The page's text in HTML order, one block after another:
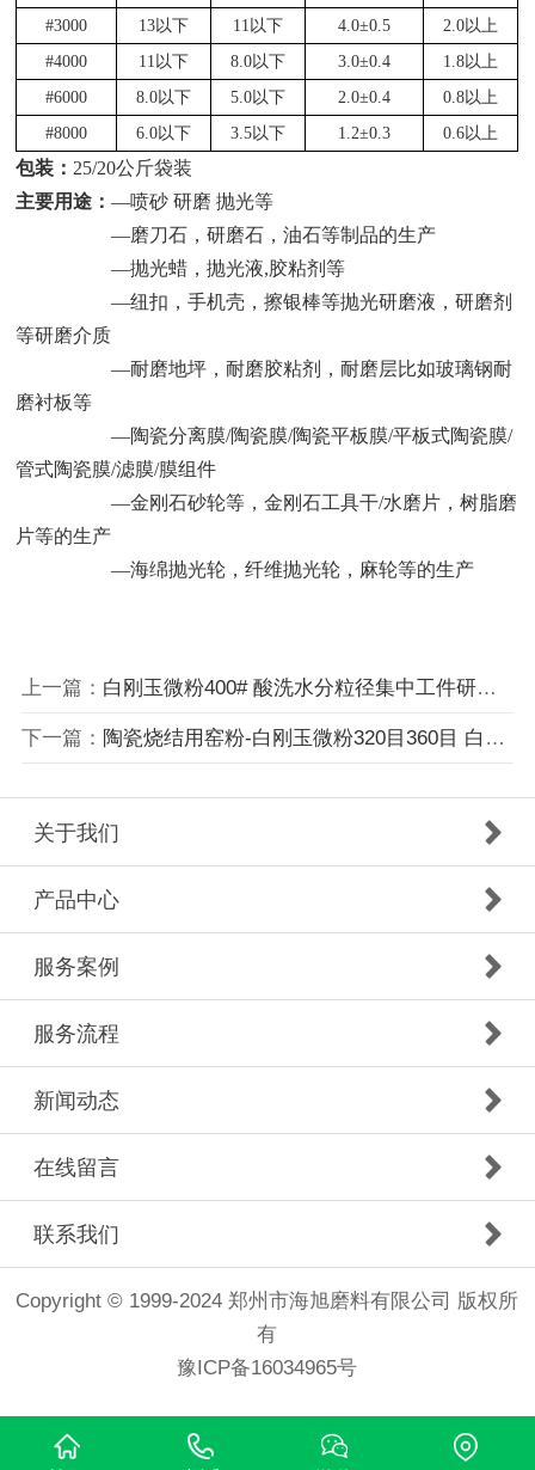
#3000
13以下 11以下 4.0±0.5
2.0以上
#4000
11以下 8.0以下 3.0±0.4
1.8以上
#6000
8.0以下 5.0以下 2.0±0.4
0.8以上
#8000
6.0以下 3.5以下 1.2±0.3 0.6以上
包装： 25/20公斤袋装
主要用途：—喷砂 研磨 抛光等
—磨刀石，研磨石，油石等制品的生产
—抛光蜡，抛光液,胶粘剂等
—纽扣，手机壳，擦银棒等抛光研磨液，研磨剂
等研磨介质
—耐磨地坪，耐磨胶粘剂，耐磨层比如玻璃钢耐
磨衬板等
—陶瓷分离膜/陶瓷膜/陶瓷平板膜/平板式陶瓷膜/
管式陶瓷膜/滤膜/膜组件
—金刚石砂轮等，金刚石工具干/水磨片，树脂磨
片等的生产
—海绵抛光轮，纤维抛光轮，麻轮等的生产
上一篇： 白刚玉微粉400# 酸洗水分粒径集中工件研磨抛光用料
下一篇： 陶瓷烧结用窑粉-白刚玉微粉320目360目 白色金刚砂微粉陶瓷垫砂 电熔氧化铝微粉
关于我们
产品中心
服务案例
服务流程
新闻动态
在线留言
联系我们
Copyright © 1999-2024 郑州市海旭磨料有限公司 版权所
有
豫ICP备16034965号